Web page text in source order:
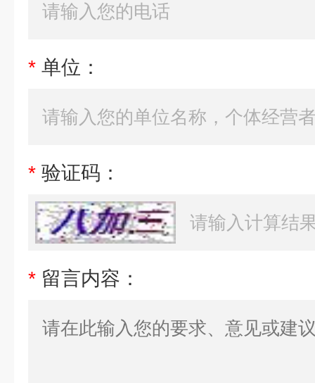
* 单位：
* 验证码：
* 留言内容：